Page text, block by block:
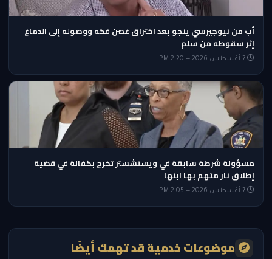
أب من نيوجيرسي ينجو بعد اختراق غصن فكه ووصوله إلى الدماغ
إثر سقوطه من سلم
مسؤولة شرطة سابقة في ويستشستر تخرج بكفالة في قضية
إطلاق نار متهم بها ابنها
موضوعات خدمية قد تهمك أيضًا